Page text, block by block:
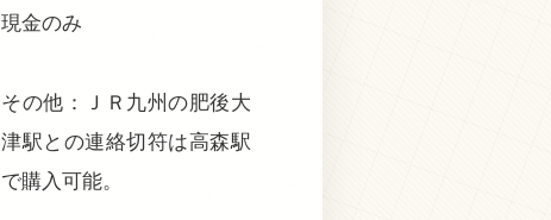
現金のみ
その他：ＪＲ九州の肥後大
津駅との連絡切符は高森駅
で購入可能。